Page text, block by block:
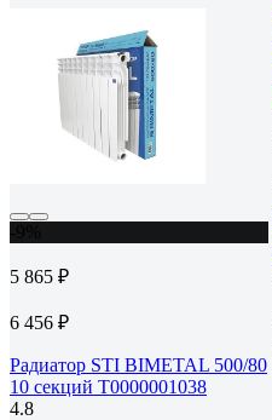
5 865 ₽
6 456 ₽
Радиатор STI BIMETAL 500/80
10 секций Т0000001038
4.8